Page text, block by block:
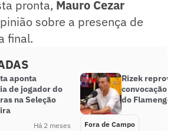
pronta, Mauro Cezar
sobre a presença de
final.
aponta
de jogador do
na Seleção
Há 2 meses
Rizek
convocação
do Flamengo:
Fora de Campo